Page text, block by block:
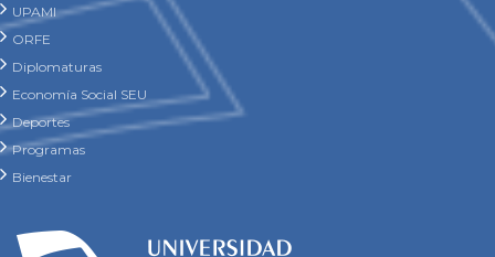
UPAMI
ORFE
Diplomaturas
Economía Social SEU
Deportes
Programas
Bienestar